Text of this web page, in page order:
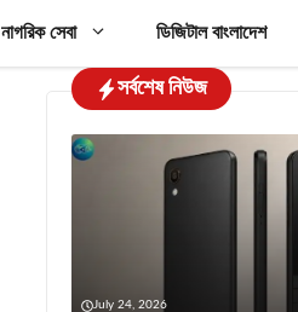
নাগরিক সেবা ডিজিটাল বাংলাদেশ
সর্বশেষ নিউজ
July 24, 2026